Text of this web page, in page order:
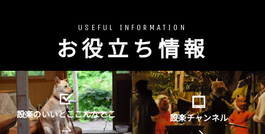
USEFUL INFORMATION
お役立ち情報
設楽のいいとここんなとこ 設楽チャンネル